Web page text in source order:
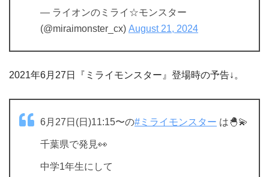
— ライオンのミライ☆モンスター
(@miraimonster_cx) August 21, 2024
2021年6月27日『ミライモンスター』登場時の予告↓。
6月27日(日)11:15〜の#ミライモンスター は🐣💫
千葉県で発見👀
中学1年生にして